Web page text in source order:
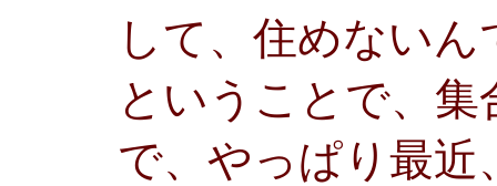
して、住めない
ということで、
で、やっぱり最近